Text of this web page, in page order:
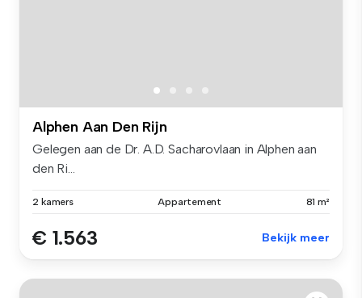
Alphen Aan Den Rijn
Gelegen aan de Dr. A.D. Sacharovlaan in Alphen aan
den Ri...
2 kamers Appartement 81 m²
€ 1.563 Bekijk meer